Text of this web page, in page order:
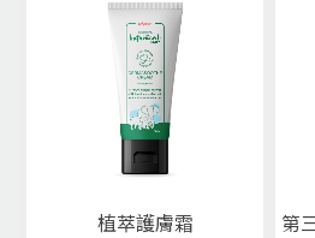
植萃護膚霜